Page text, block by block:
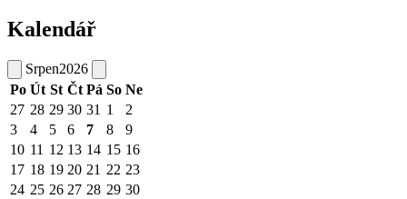
Kalendář
Srpen2026
Po Út St Čt Pá So Ne
27 28 29 30 31 1
2
3
4 5 6 7 8
9
10 11 12 13 14 15 16
17 18 19 20 21 22 23
24 25 26 27 28 29 30